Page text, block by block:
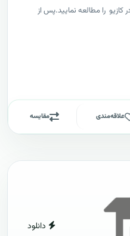
را مطالعه نمایید.پس از
علاقه‌مندی مقایسه
دانلود